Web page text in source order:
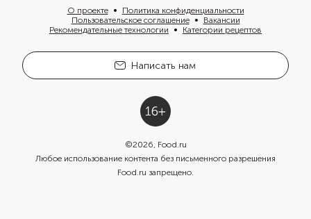
О проекте
Политика конфиденциальности
Пользовательское соглашение
Вакансии
Рекомендательные технологии
Категории рецептов
Написать нам
©2026, Food.ru
Любое использование контента без письменного разрешения
Food.ru запрещено.